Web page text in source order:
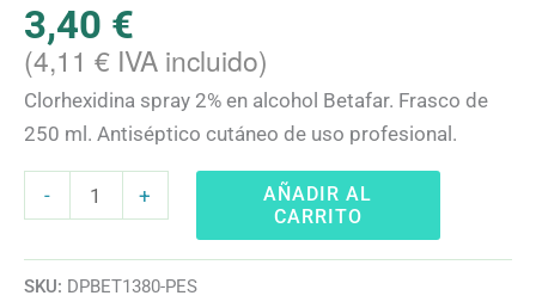
3,40 €
(4,11 € IVA incluido)
Clorhexidina spray 2% en alcohol Betafar. Frasco de
250 ml. Antiséptico cutáneo de uso profesional.
- +
AÑADIR AL
CARRITO
SKU: DPBET1380-PES